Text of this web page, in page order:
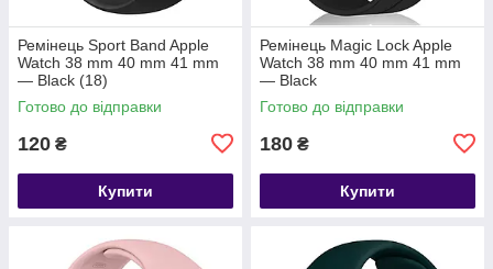
Ремінець Sport Band Apple
Watch 38 mm 40 mm 41 mm
— Black (18)
Готово до відправки
120 ₴
Купити
Ремінець Magic Lock Apple
Watch 38 mm 40 mm 41 mm
— Black
Готово до відправки
180 ₴
Купити